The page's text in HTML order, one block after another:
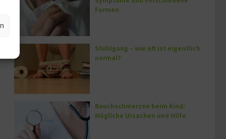
Formen
Stuhlgang – wie oft ist eigentlich
normal?
Bauchschmerzen beim Kind:
Mögliche Ursachen und Hilfe